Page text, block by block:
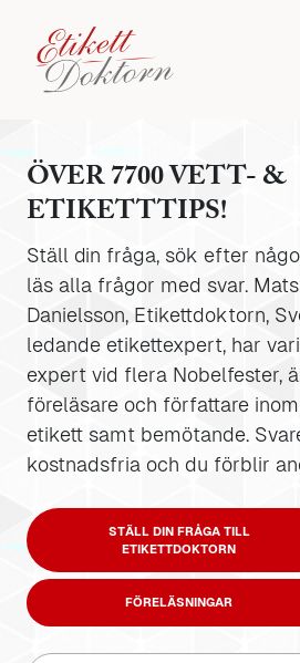
ÖVER 7700 VETT- &
ETIKETTTIPS!
Ställ din fråga, sök efter
läs alla frågor med svar. Mats
Danielsson, Etikettdoktorn,
ledande etikettexpert, har
expert vid flera Nobelfester,
föreläsare och författare
etikett samt bemötande.
kostnadsfria och du förblir
STÄLL DIN FRÅGA TILL
ETIKETTDOKTORN
FÖRELÄSNINGAR